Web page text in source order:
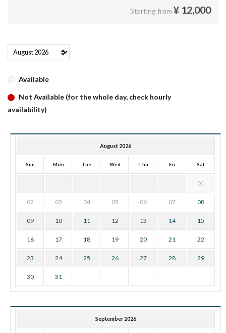
Starting from ¥ 12,000
Available
Not Available (for the whole day, check hourly
availability)
August 2026
Sun Mon Tue Wed Thu Fri Sat
01
02 03 04 05 06 07 08
09 10 11 12 13 14 15
16 17 18 19 20 21 22
23 24 25 26 27 28 29
30 31
September 2026